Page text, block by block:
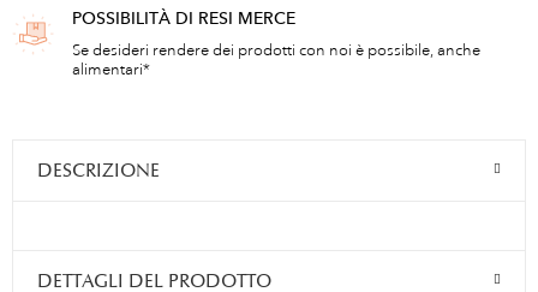
POSSIBILITÀ DI RESI MERCE
Se desideri rendere dei prodotti con noi è possibile, anche
alimentari*
DESCRIZIONE
DETTAGLI DEL PRODOTTO